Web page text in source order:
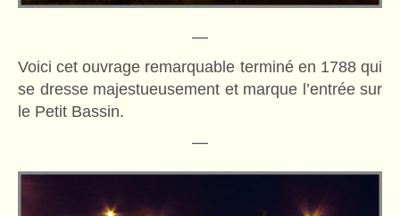
—
Voici cet ouvrage remarquable terminé en 1788 qui
se dresse majestueusement et marque l’entrée sur
le Petit Bassin.
—